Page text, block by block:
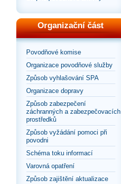
Organizační část
Povodňové komise
Organizace povodňové služby
Způsob vyhlašování SPA
Organizace dopravy
Způsob zabezpečení
záchranných a zabezpečovacích
prostředků
Způsob vyžádání pomoci při
povodni
Schéma toku informací
Varovná opatření
Způsob zajištění aktualizace